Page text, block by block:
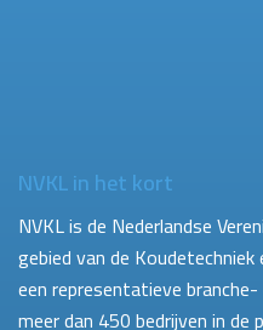
NVKL in het kort
NVKL is de Nederlandse
gebied van de
een representatieve
meer dan 450 bedrijven in